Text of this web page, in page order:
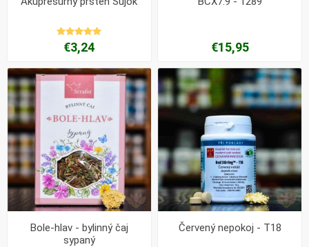
€3,24 €15,95
Bole-hlav - bylinný čaj
sypaný
Červený nepokoj - T18